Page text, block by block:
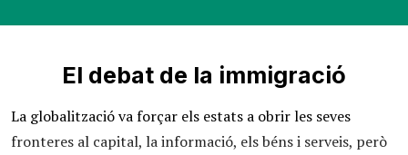
El debat de la immigració
La globalització va forçar els estats a obrir les seves
fronteres al capital, la informació, els béns i serveis, però